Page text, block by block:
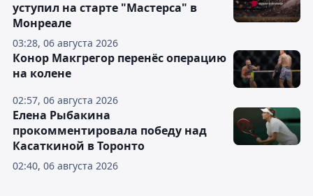
03:28, 06 августа 2026
уступил на старте "Мастерса" в
Монреале
02:57, 06 августа 2026
Конор Макгрегор перенёс операцию
на колене
02:40, 06 августа 2026
Елена Рыбакина
прокомментировала победу над
Касаткиной в Торонто